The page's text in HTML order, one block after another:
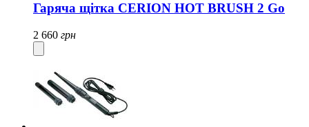
Гаряча щітка CERION HOT BRUSH 2 Go
2 660 грн